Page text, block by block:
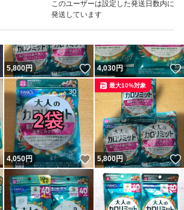
このユーザーは設定した発送日数内に
発送しています
いいね！
5,800円 いいね！
4,030円
いいね！
4,050円 いいね！
5,800円
最大10%対象